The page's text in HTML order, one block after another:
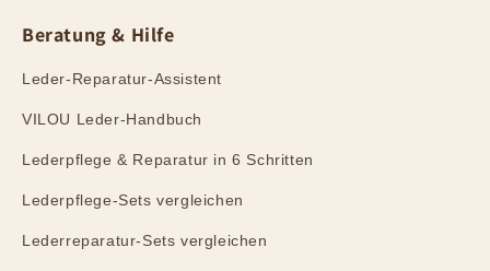
Beratung & Hilfe
Leder-Reparatur-Assistent
VILOU Leder-Handbuch
Lederpflege & Reparatur in 6 Schritten
Lederpflege-Sets vergleichen
Lederreparatur-Sets vergleichen